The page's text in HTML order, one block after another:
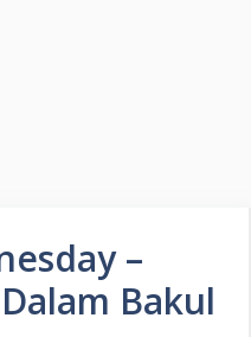
–
Bakul